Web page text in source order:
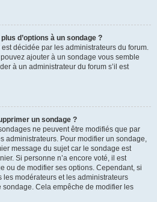
d’options à un sondage ?
est décidée par les administrateurs du forum.
ajouter à un sondage vous semble
à un administrateur du forum s’il est
un sondage ?
ne peuvent être modifiés que par
administrateurs. Pour modifier un sondage,
message du sujet car le sondage est
Si personne n’a encore voté, il est
ou de modifier ses options. Cependant, si
les modérateurs et les administrateurs
Cela empêche de modifier les